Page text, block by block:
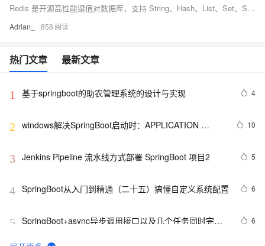
Redis 是开源高性能键值对数据库，支持 String、Hash、List、Set、Sorted Set 等数据结构，适用于缓存、消息队列、排行榜等场景。具备高性能、原子操作及丰富功能，是分布式系统核心组件。
Adrian_ 858
热门文章 最新文章
1 基于springboot的助农管理系统的设计与实现 4
2 windows解决SpringBoot启动时：APPLICATION
10
3 Jenkins Pipeline 流水线方式部署 SpringBoot 项目2 5
4 SpringBoot从入门到精通（二十五）搞懂自定义系统配置 6
5 SpringBoot+async异步调用接口以及几个任务同时完成
6